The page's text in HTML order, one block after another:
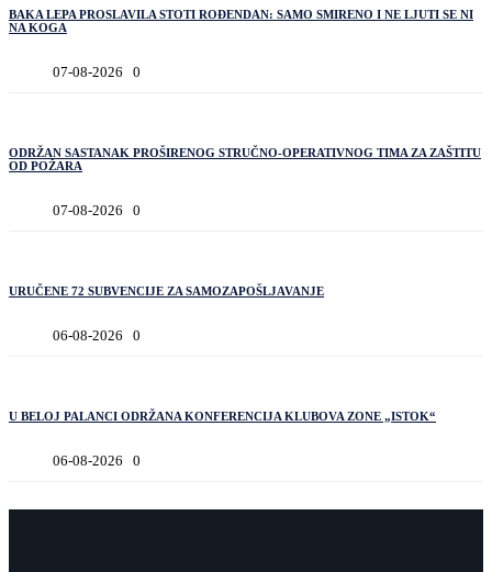
BAKA LEPA PROSLAVILA STOTI ROĐENDAN: SAMO SMIRENO I NE LJUTI SE NI
NA KOGA
07-08-2026 0
ODRŽAN SASTANAK PROŠIRENOG STRUČNO-OPERATIVNOG TIMA ZA ZAŠTITU
OD POŽARA
07-08-2026 0
URUČENE 72 SUBVENCIJE ZA SAMOZAPOŠLJAVANJE
06-08-2026 0
U BELOJ PALANCI ODRŽANA KONFERENCIJA KLUBOVA ZONE „ISTOK“
06-08-2026 0